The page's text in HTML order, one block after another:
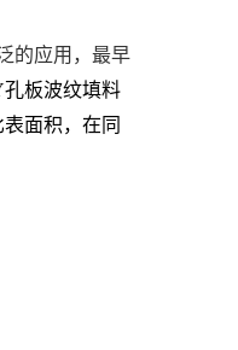
的应用，最早
孔板波纹填料
面积，在同